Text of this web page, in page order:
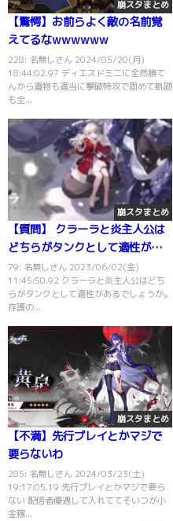
崩スタまとめ
【驚愕】お前らよく敵の名前覚
えてるなwwwwww
228: 名無しさん 2024/05/20(月)
18:44:02.97 ディエスドミニに全然勝て
んから遺物も適当に撃破特攻で固めて軌跡
も全...
崩スタまとめ
【質問】 クラーラと炎主人公は
どちらがタンクとして適性があ
る？？
79: 名無しさん 2023/06/02(金)
11:45:50.92 クラーラと炎主人公はどち
らがタンクとして適性があるでしょうか。
存護の...
崩スタまとめ
【不満】先行プレイとかマジで
要らないわ
285: 名無しさん 2024/03/23(土)
19:17:05.19 先行プレイとかマジで要ら
ない 配信者優遇して入れててそいつが小
金稼...